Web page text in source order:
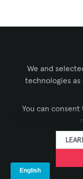
previsto
We and
technologies
You can